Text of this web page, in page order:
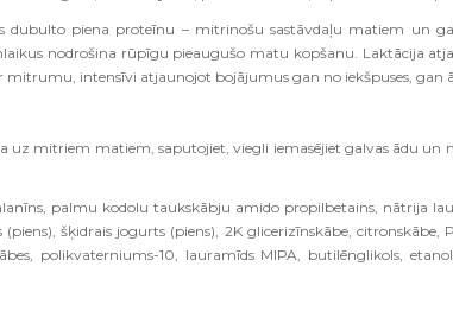
dubulto piena proteīnu – mitrinošu sastāvdaļu matiem un
nodrošina rūpīgu pieaugušo matu kopšanu. Laktācija
mitrumu, intensīvi atjaunojot bojājumus gan no iekšpuses, gan
uz mitriem matiem, saputojiet, viegli iemasējiet galvas ādu un
palmu kodolu taukskābju amido propilbetains, nātrija
šķidrais jogurts (piens), 2K glicerizīnskābe, citronskābe,
polikvaterniums-10, lauramīds MIPA, butilēnglikols,